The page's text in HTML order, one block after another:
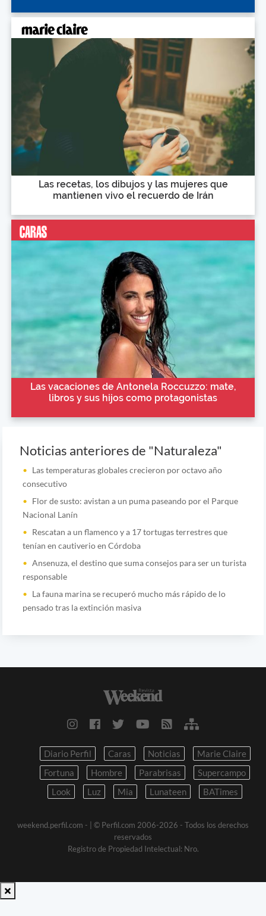
Las recetas, los dibujos y las mujeres que
mantienen vivo el recuerdo de Irán
Las vacaciones de Antonela Roccuzzo: mate,
libros y sus hijos como protagonistas
Noticias anteriores de "Naturaleza"
Las temperaturas globales crecieron por octavo año
consecutivo
Flor de susto: avistan a un puma paseando por el Parque
Nacional Lanín
Rescatan a un flamenco y a 17 tortugas terrestres que
tenían en cautiverio en Córdoba
Ansenuza, el destino que suma consejos para ser un turista
responsable
La fauna marina se recuperó mucho más rápido de lo
pensado tras la extinción masiva
Diario Perfil Caras Noticias
Marie Claire
Fortuna
Hombre Parabrisas
Supercampo
Look
Luz Mia Lunateen BATimes
weekend.perfil.com -
| © Perfil.com 2006-2026 - Todos los derechos
reservados
Registro de Propiedad Intelectual: Nro.